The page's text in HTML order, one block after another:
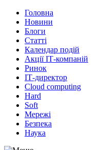
Головна
Новини
Блоги
Статті
Календар подій
Акції ІТ-компаній
Ринок
ІТ-директор
Cloud computing
Hard
Soft
Мережі
Безпека
Наука